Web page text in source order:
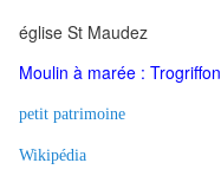
église St Maudez
Moulin à marée : Trogriffon
petit patrimoine
Wikipédia